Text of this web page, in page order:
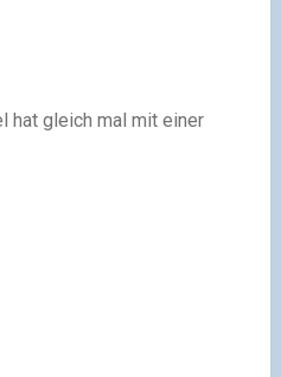
hat gleich mal mit einer